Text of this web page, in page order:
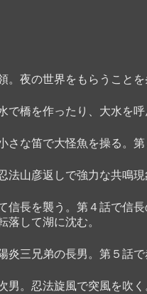
。夜の世界をもらうこと
で橋を作ったり、大水を
さな笛で大怪魚を操る。
法山彦返しで強力な共鳴
信長を襲う。第４話で信
落して湖に沈む。
炎三兄弟の長男。第５話で
男。忍法旋風で突風を吹く